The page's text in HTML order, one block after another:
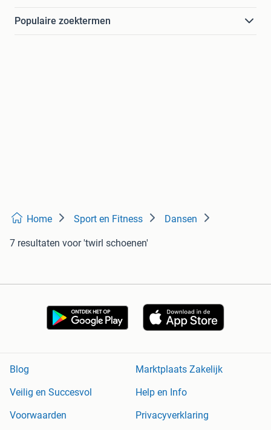
Populaire zoektermen
Home Sport en Fitness Dansen
7 resultaten voor 'twirl schoenen'
Blog
Marktplaats Zakelijk
Veilig en Succesvol
Help en Info
Voorwaarden
Privacyverklaring